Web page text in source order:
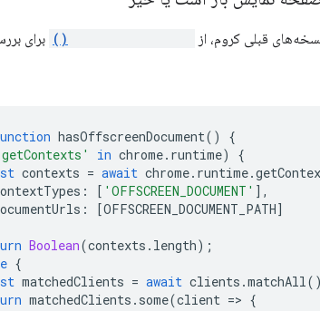
برای
hasOffscreenDocument()
{
in chrome. runtime)
{
contexts = await chrome. runtime.
: [ 'OFFSCREEN_DOCUMENT' ],
: [OFFSCREEN_DOCUMENT_PATH]
Boolean(contexts . length);
{
matchedClients = await clients .matchAll
matchedClients . some(client => {